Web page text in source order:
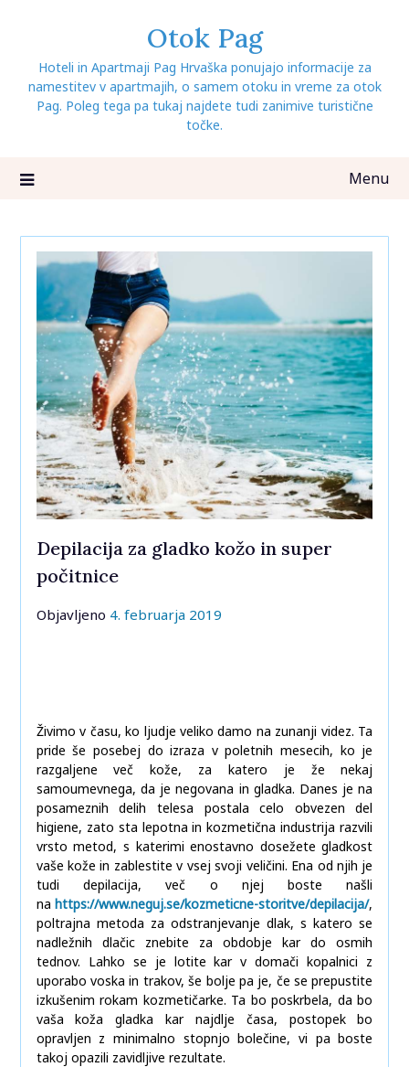
content
Otok Pag
Hoteli in Apartmaji Pag Hrvaška ponujajo informacije za
namestitev v apartmajih, o samem otoku in vreme za otok
Pag. Poleg tega pa tukaj najdete tudi zanimive turistične
točke.
Menu
Depilacija za gladko kožo in super
počitnice
Objavljeno 4. februarja 2019
Živimo v času, ko ljudje veliko damo na zunanji videz. Ta
pride še posebej do izraza v poletnih mesecih, ko je
razgaljene več kože, za katero je že nekaj
samoumevnega, da je negovana in gladka. Danes je na
posameznih delih telesa postala celo obvezen del
higiene, zato sta lepotna in kozmetična industrija razvili
vrsto metod, s katerimi enostavno dosežete gladkost
vaše kože in zablestite v vsej svoji veličini. Ena od njih je
tudi depilacija, več o njej boste našli
na https://www.neguj.se/kozmeticne-storitve/depilacija/,
poltrajna metoda za odstranjevanje dlak, s katero se
nadležnih dlačic znebite za obdobje kar do osmih
tednov. Lahko se je lotite kar v domači kopalnici z
uporabo voska in trakov, še bolje pa je, če se prepustite
izkušenim rokam kozmetičarke. Ta bo poskrbela, da bo
vaša koža gladka kar najdlje časa, postopek bo
opravljen z minimalno stopnjo bolečine, vi pa boste
takoj opazili zavidljive rezultate.